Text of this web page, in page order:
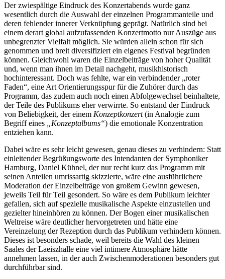
Der zwiespältige Eindruck des Konzertabends wurde ganz
wesentlich durch die Auswahl der einzelnen Programmanteile und
deren fehlender innerer Verknüpfung geprägt. Natürlich sind bei
einem derart global aufzufassenden Konzertmotto nur Auszüge aus
unbegrenzter Vielfalt möglich. Sie würden allein schon für sich
genommen und breit diversifiziert ein eigenes Festival begründen
können. Gleichwohl waren die Einzelbeiträge von hoher Qualität
und, wenn man ihnen im Detail nachgeht, musikhistorisch
hochinteressant. Doch was fehlte, war ein verbindender „roter
Faden“, eine Art Orientierungsspur für die Zuhörer durch das
Programm, das zudem auch noch einen Abfolgewechsel beinhaltete,
der Teile des Publikums eher verwirrte. So entstand der Eindruck
von Beliebigkeit, der einem Konzeptkonzert(in Analogie zum
Begriff eines
„Konzeptalbums“) die emotionale Konzentration
entziehen kann.
Dabei wäre es sehr leicht gewesen, genau dieses zu verhindern: Statt
einleitender Begrüßungsworte des Intendanten der Symphoniker
Hamburg, Daniel Kühnel, der nur recht kurz das Programm mit
seinen Anteilen umrissartig skizzierte, wäre eine ausführlichere
Moderation der Einzelbeiträge von großem Gewinn gewesen,
jeweils Teil für Teil gesondert. So wäre es dem Publikum leichter
gefallen, sich auf spezielle musikalische Aspekte einzustellen und
gezielter hineinhören zu können. Der Bogen einer musikalischen
Weltreise wäre deutlicher hervorgetreten und hätte eine
Vereinzelung der Rezeption durch das Publikum verhindern können.
Dieses ist besonders schade, weil bereits die Wahl des kleinen
Saales der Laeiszhalle eine viel intimere Atmosphäre hätte
annehmen lassen, in der auch Zwischenmoderationen besonders gut
durchführbar sind.